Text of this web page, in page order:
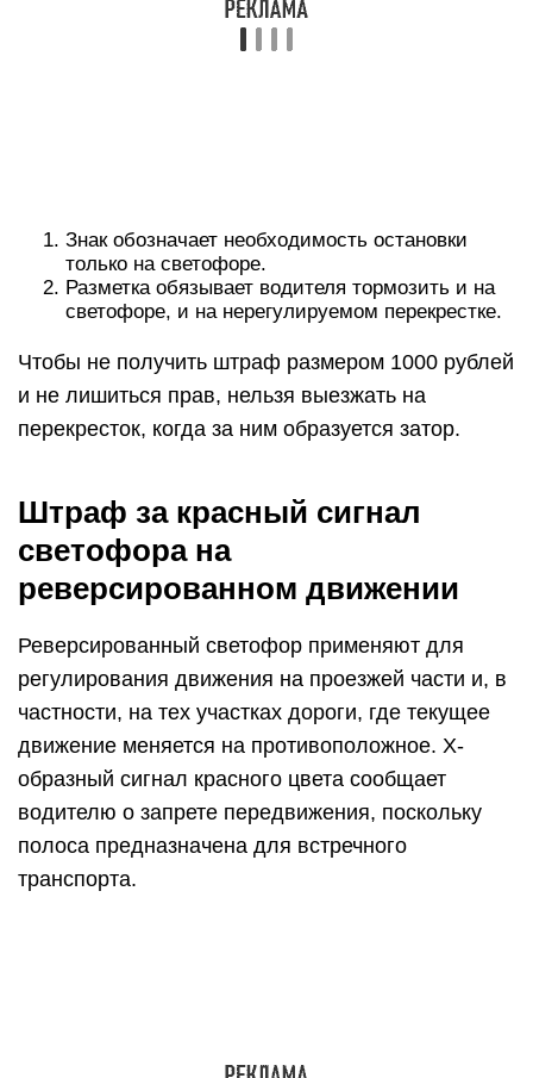
Знак обозначает необходимость остановки
только на светофоре.
Разметка обязывает водителя тормозить и на
светофоре, и на нерегулируемом перекрестке.
Чтобы не получить штраф размером 1000 рублей
и не лишиться прав, нельзя выезжать на
перекресток, когда за ним образуется затор.
Штраф за красный сигнал
светофора на
реверсированном движении
Реверсированный светофор применяют для
регулирования движения на проезжей части и, в
частности, на тех участках дороги, где текущее
движение меняется на противоположное. Х-
образный сигнал красного цвета сообщает
водителю о запрете передвижения, поскольку
полоса предназначена для встречного
транспорта.